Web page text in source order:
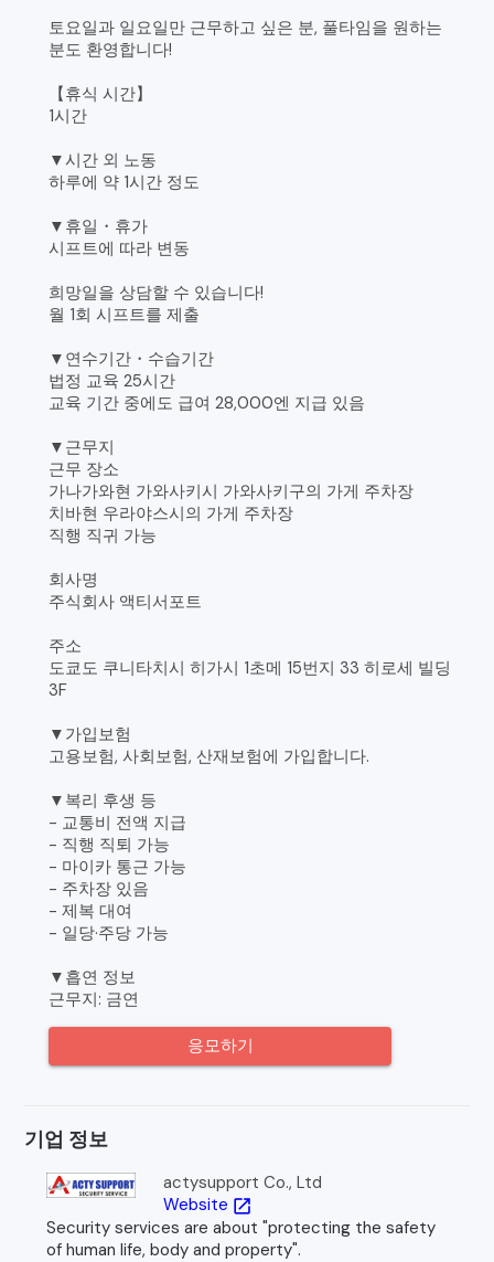
토요일과 일요일만 근무하고 싶은 분, 풀타임을 원하는
분도 환영합니다!
【휴식 시간】
1시간
▼시간 외 노동
하루에 약 1시간 정도
▼휴일・휴가
시프트에 따라 변동
희망일을 상담할 수 있습니다!
월 1회 시프트를 제출
▼연수기간・수습기간
법정 교육 25시간
교육 기간 중에도 급여 28,000엔 지급 있음
▼근무지
근무 장소
가나가와현 가와사키시 가와사키구의 가게 주차장
치바현 우라야스시의 가게 주차장
직행 직귀 가능
회사명
주식회사 액티서포트
주소
도쿄도 쿠니타치시 히가시 1초메 15번지 33 히로세 빌딩
3F
▼가입보험
고용보험, 사회보험, 산재보험에 가입합니다.
▼복리 후생 등
- 교통비 전액 지급
- 직행 직퇴 가능
- 마이카 통근 가능
- 주차장 있음
- 제복 대여
- 일당·주당 가능
▼흡연 정보
근무지: 금연
응모하기
기업 정보
actysupport Co., Ltd
Website open_in_new
Security services are about "protecting the safety
of human life, body and property".